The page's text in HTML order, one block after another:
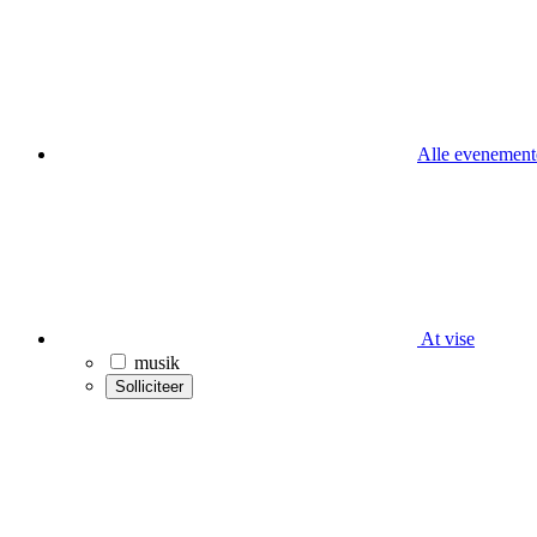
Alle
At vise
musik
Solliciteer